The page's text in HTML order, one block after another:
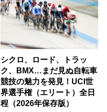
シクロ、ロード、トラッ
ク、BMX…まだ見ぬ自転車
競技の魅力を発見！UCI世
界選手権（エリート）全日
程（2026年保存版）